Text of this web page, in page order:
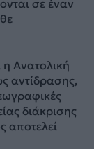
σε έναν
Ανατολική
αντίδρασης,
διάκρισης
αποτελεί